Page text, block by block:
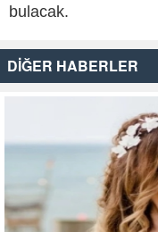
bulacak.
DİĞER HABERLER